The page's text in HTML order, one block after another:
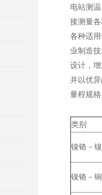
电站测
接测量
各种适
业制造
设计，
并以优
量程规格
类别
镍铬－
镍铬－